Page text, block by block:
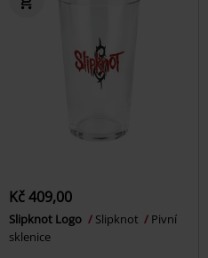
Kč 409,00
Slipknot Logo Slipknot
Pivní
sklenice